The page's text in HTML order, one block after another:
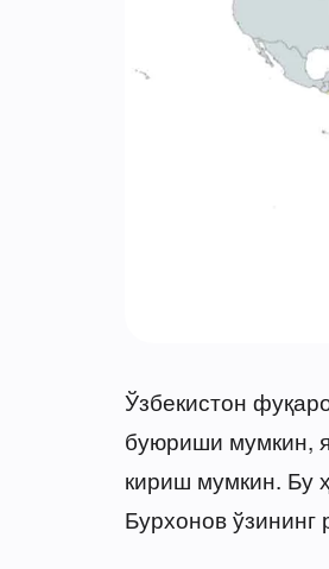
Ўзбекистон
буюриши мумкин,
кириш мумкин. Бу
Бурхонов